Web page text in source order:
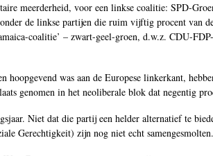
meerderheid, voor een linkse coalitie: SPD-
de linkse partijen die ruim vijftig procent van
coalitie’ – zwart-geel-groen, d.w.z. CDU-
was aan de Europese linkerkant,
genomen in het neoliberale blok dat negentig
Niet dat die partij een helder alternatief te
Gerechtigkeit) zijn nog niet echt